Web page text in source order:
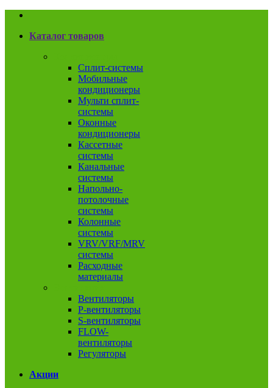
Каталог товаров
Сплит-системы
Мобильные
кондиционеры
Мульти сплит-
системы
Оконные
кондиционеры
Кассетные
системы
Канальные
системы
Напольно-
потолочные
системы
Колонные
системы
VRV/VRF/MRV
системы
Расходные
материалы
Вентиляторы
P-вентиляторы
S-вентиляторы
FLOW-
вентиляторы
Регуляторы
Акции